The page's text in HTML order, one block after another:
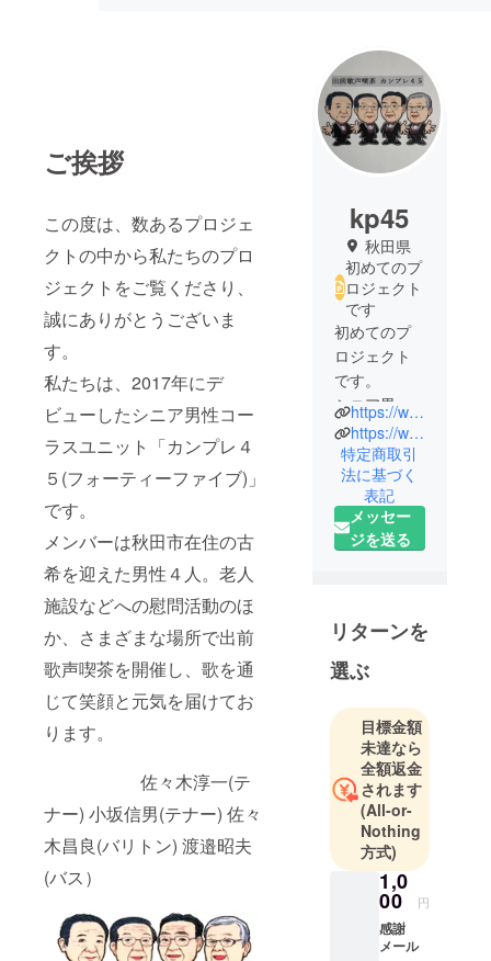
ご挨拶
この度は、数あるプロジェ
クトの中から私たちのプロ
ジェクトをご覧くださり、
誠にありがとうございま
す。
私たちは、2017年にデ
ビューしたシニア男性コー
ラスユニット「カンプレ４
５(フォーティーファイブ)」
です。
メンバーは秋田市在住の古
希を迎えた男性４人。老人
施設などへの慰問活動のほ
か、さまざまな場所で出前
歌声喫茶を開催し、歌を通
じて笑顔と元気を届けてお
ります。
佐々木淳一(テ
ナー) 小坂信男(テナー) 佐々
木昌良(バリトン) 渡邉昭夫
(バス）
kp45
秋田県
初めてのプ
ロジェクト
です
初めてのプ
ロジェクト
です。
シニア男性
コーラスユ
ニット「カ
ンプレ45」
https://www.akita21.com/cp45/index.html
https://www.facebook.com/AC45-108072425369962
特定商取引
法に基づく
表記
メッセー
ジを送る
リターンを
選ぶ
目標金額
未達なら
全額返金
されます
(All-or-
Nothing
方式)
1,0
00 円
感謝
メール